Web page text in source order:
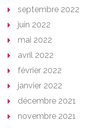
septembre 2022
juin 2022
mai 2022
avril 2022
février 2022
janvier 2022
décembre 2021
novembre 2021